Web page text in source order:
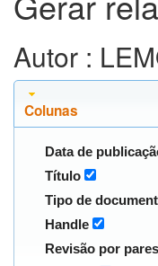
Autor :
Colunas
Data de
Título
Tipo de
Handle
Revisão por pares